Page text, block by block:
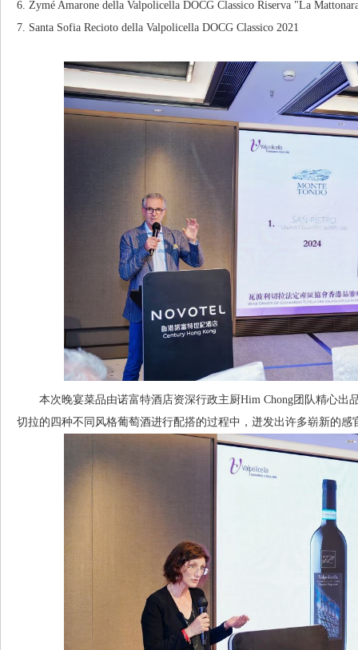
6. Zymé Amarone della Valpolicella DOCG Classico Riserva "La
7. Santa Sofia Recioto della Valpolicella DOCG Classico 2021
本次晚宴菜品由诺富特酒店资深行政主厨Him Chong团队精心出
切拉的四种不同风格葡萄酒进行配搭的过程中，迸发出许多崭新的感